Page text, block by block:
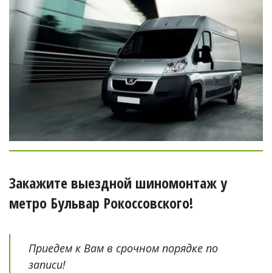
Закажите выездной шиномонтаж у
метро Бульвар Рокоссовского!
Приедем к Вам в срочном порядке по
записи!